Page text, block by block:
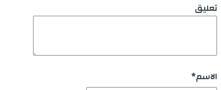
تعليق
الاسم*